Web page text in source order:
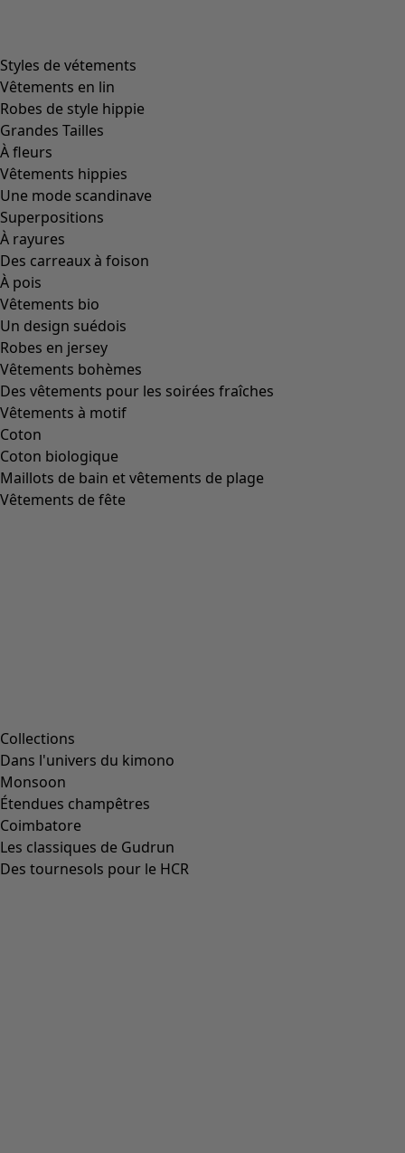
Styles de vétements
Vêtements en lin
Robes de style hippie
Grandes Tailles
À fleurs
Vêtements hippies
Une mode scandinave
Superpositions
À rayures
Des carreaux à foison
À pois
Vêtements bio
Un design suédois
Robes en jersey
Vêtements bohèmes
Des vêtements pour les soirées fraîches
Vêtements à motif
Coton
Coton biologique
Maillots de bain et vêtements de plage
Vêtements de fête
Collections
Dans l'univers du kimono
Monsoon
Étendues champêtres
Coimbatore
Les classiques de Gudrun
Des tournesols pour le HCR